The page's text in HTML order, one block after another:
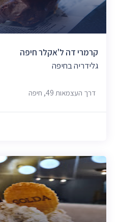
קרמרי דה ל'אקלר חיפה
גלידריה בחיפה
דרך העצמאות 49, חיפה